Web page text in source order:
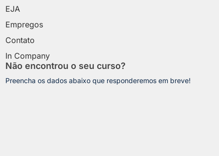
EJA
Empregos
Contato
In Company
Não encontrou o seu curso?
Preencha os dados abaixo que responderemos em breve!